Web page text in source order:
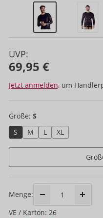
UVP:
69,95 €
Jetzt anmelden, um
Größe: S
S
M L XL
Menge:
VE / Karton: 26